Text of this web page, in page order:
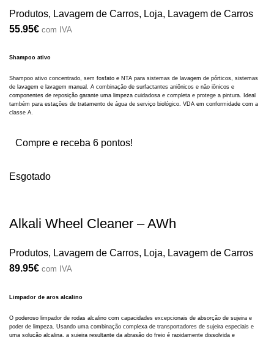
Produtos, Lavagem de Carros, Loja, Lavagem de Carros
55.95€ com IVA
Shampoo ativo
Shampoo ativo concentrado, sem fosfato e NTA para sistemas de lavagem de pórticos, sistemas
de lavagem e lavagem manual. A combinação de surfactantes aniônicos e não iônicos e
componentes de reposição garante uma limpeza cuidadosa e completa e protege a pintura. Ideal
também para estações de tratamento de água de serviço biológico. VDA em conformidade com a
classe A.
Compre e receba 6 pontos!
Esgotado
Alkali Wheel Cleaner – AWh
Produtos, Lavagem de Carros, Loja, Lavagem de Carros
89.95€ com IVA
Limpador de aros alcalino
O poderoso limpador de rodas alcalino com capacidades excepcionais de absorção de sujeira e
poder de limpeza. Usando uma combinação complexa de transportadores de sujeira especiais e
uma solução alcalina, a sujeira resultante da abrasão do freio é rapidamente dissolvida e